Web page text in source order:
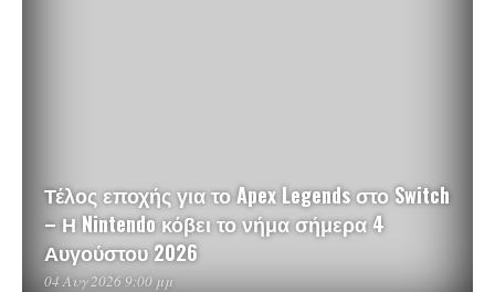
Τέλος εποχής για το Apex Legends στο Switch
– Η Nintendo κόβει το νήμα σήμερα 4
Αυγούστου 2026
04 Αυγ 2026 9:00 μμ